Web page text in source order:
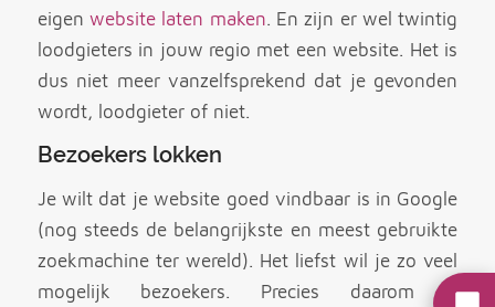
eigen website laten maken. En zijn er wel twintig
loodgieters in jouw regio met een website. Het is
dus niet meer vanzelfsprekend dat je gevonden
wordt, loodgieter of niet.
Bezoekers lokken
Je wilt dat je website goed vindbaar is in Google
(nog steeds de belangrijkste en meest gebruikte
zoekmachine ter wereld). Het liefst wil je zo veel
mogelijk bezoekers. Precies daarom is